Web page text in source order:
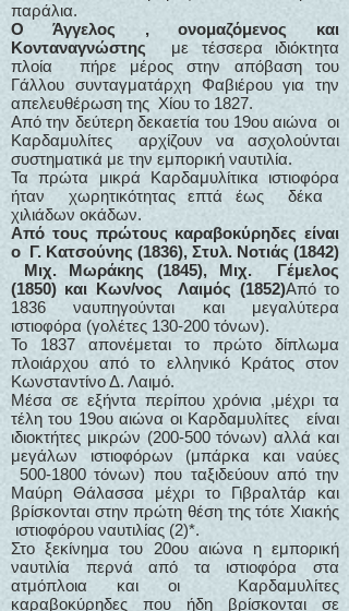
παράλια.
Ο Άγγελος , ονομαζόμενος και
Κονταναγνώστης
με τέσσερα ιδιόκτητα
πλοία πήρε μέρος στην απόβαση του
Γάλλου συνταγματάρχη Φαβιέρου για την
απελευθέρωση της Χίου το 1827.
Από την δεύτερη δεκαετία του 19ου αιώνα οι
Καρδαμυλίτες αρχίζουν να ασχολούνται
συστηματικά με την εμπορική ναυτιλία.
Τα πρώτα μικρά Καρδαμυλίτικα ιστιοφόρα
ήταν χωρητικότητας επτά έως δέκα
χιλιάδων οκάδων.
Από τους πρώτους καραβοκύρηδες είναι
ο Γ. Κατσούνης (1836), Στυλ. Νοτιάς (1842)
Μιχ. Μωράκης (1845), Μιχ. Γέμελος
(1850) και Κων/νος Λαιμός (1852)Από το
1836 ναυπηγούνται και μεγαλύτερα
ιστιοφόρα (γολέτες 130-200 τόνων).
Το 1837 απονέμεται το πρώτο δίπλωμα
πλοιάρχου από το ελληνικό Κράτος στον
Κωνσταντίνο Δ. Λαιμό.
Μέσα σε εξήντα περίπου χρόνια ,μέχρι τα
τέλη του 19ου αιώνα οι Καρδαμυλίτες είναι
ιδιοκτήτες μικρών (200-500 τόνων) αλλά και
μεγάλων ιστιοφόρων (μπάρκα και ναύες
500-1800τόνων) που ταξιδεύουν από την
Μαύρη Θάλασσα μέχρι το Γιβραλτάρ και
βρίσκονται στην πρώτη θέση της τότε Χιακής
ιστιοφόρου ναυτιλίας (2)*.
Στο ξεκίνημα του 20ου αιώνα η εμπορική
ναυτιλία περνά από τα ιστιοφόρα στα
ατμόπλοια και οι Καρδαμυλίτες
καραβοκύρηδες που ήδη βρίσκονται σε